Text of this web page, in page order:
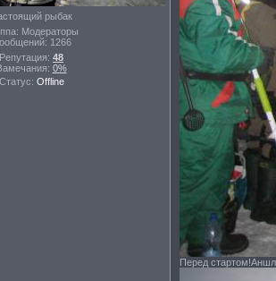
рыбак
Модераторы
1266
Репутация: 48
0%
Статус: Offline
Перед